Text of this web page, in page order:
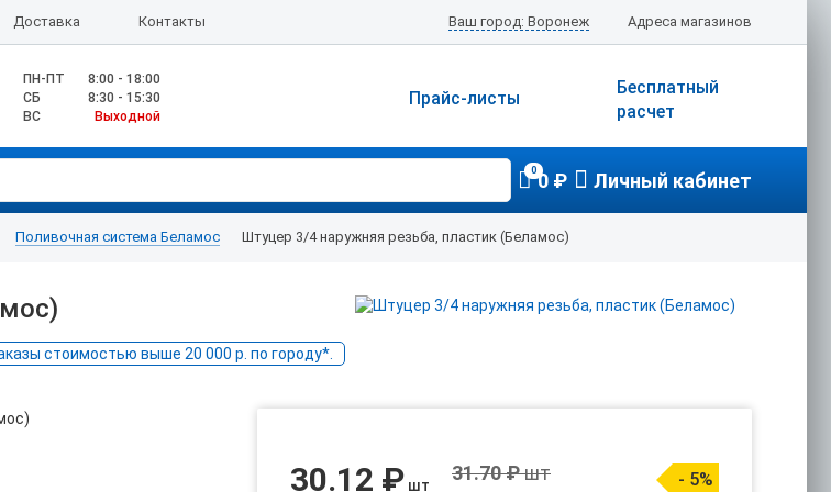
Доставка Контакты Адреса магазинов
Ваш город: Воронеж
ПН-ПТ
8:00 - 18:00
CБ
8:30 - 15:30
ВС
Выходной
Бесплатный
расчет
Прайс-листы
00 ₽ Личный кабинет
Поливочная система Беламос Штуцер 3/4 наружняя резьба, пластик (Беламос)
стоимостью выше 20 000 р. по городу*.
30.12 ₽ шт
31.70 ₽шт - 5%